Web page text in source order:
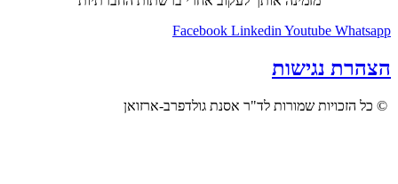
Facebook LinkedinYoutube Whatsapp
הצהרת נגישות
© כל הזכויות שמורות לד"ר אסנת גולדפרב-ארזואן